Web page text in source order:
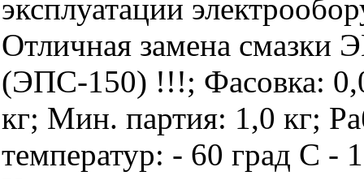
эксплуатации
Отличная замена смазки
(ЭПС-150) !!!; Фасовка:
кг; Мин. партия: 1,0 кг;
температур: - 60 град С -